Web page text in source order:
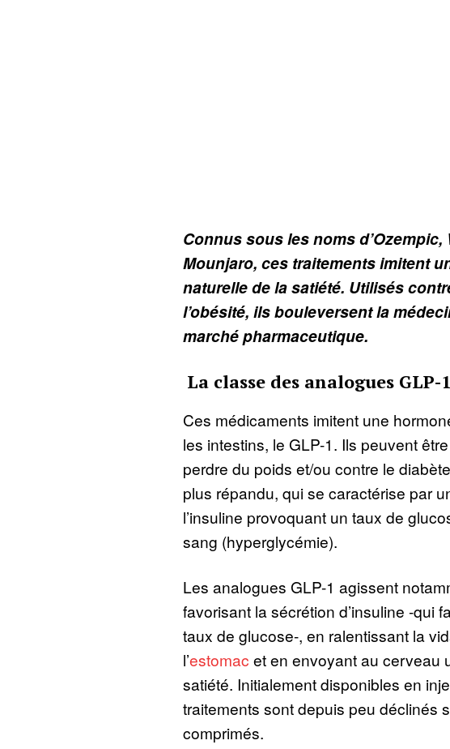
Connus sous les noms d’Ozempic,
Mounjaro, ces traitements imitent
naturelle de la satiété. Utilisés
l’obésité, ils bouleversent la
marché pharmaceutique.
La classe des analogues GLP-1
Ces médicaments imitent une
les intestins, le GLP-1. Ils peuvent
perdre du poids et/ou contre le
plus répandu, qui se caractérise par
l’insuline provoquant un taux de
sang (hyperglycémie).
Les analogues GLP-1 agissent
favorisant la sécrétion d’insuline -qui
taux de glucose-, en ralentissant la
l’estomac et en envoyant au cerveau
satiété. Initialement disponibles en
traitements sont depuis peu déclinés
comprimés.